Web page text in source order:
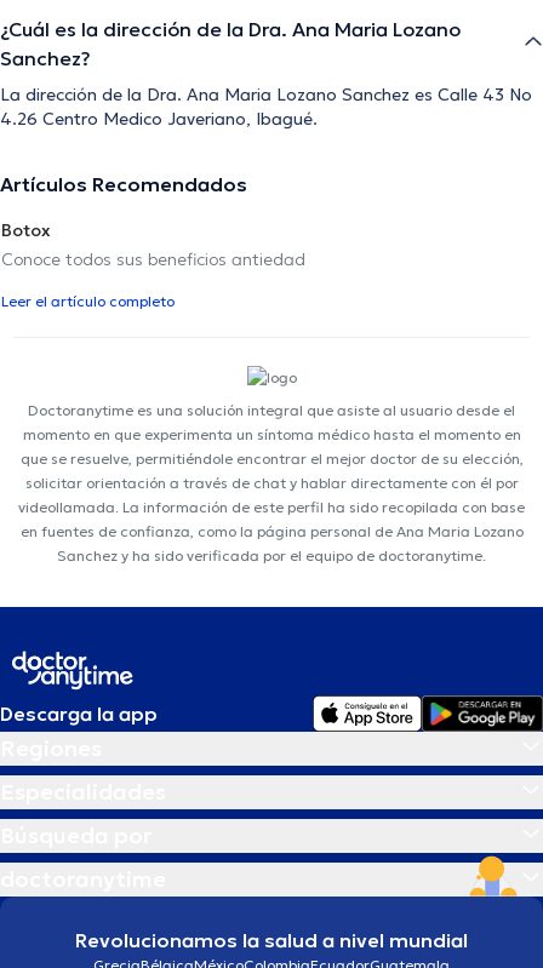
¿Cuál es la dirección de la Dra. Ana Maria Lozano
Sanchez?
La dirección de la Dra. Ana Maria Lozano Sanchez es Calle 43 No
4.26 Centro Medico Javeriano, Ibagué.
Artículos Recomendados
Botox
Conoce todos sus beneficios antiedad
Leer el artículo completo
Doctoranytime es una solución integral que asiste al usuario desde el
momento en que experimenta un síntoma médico hasta el momento en
que se resuelve, permitiéndole encontrar el mejor doctor de su elección,
solicitar orientación a través de chat y hablar directamente con él por
videollamada. La información de este perfil ha sido recopilada con base
en fuentes de confianza, como la página personal de Ana Maria Lozano
Sanchez y ha sido verificada por el equipo de doctoranytime.
Descarga la app
Revolucionamos la salud a nivel mundial